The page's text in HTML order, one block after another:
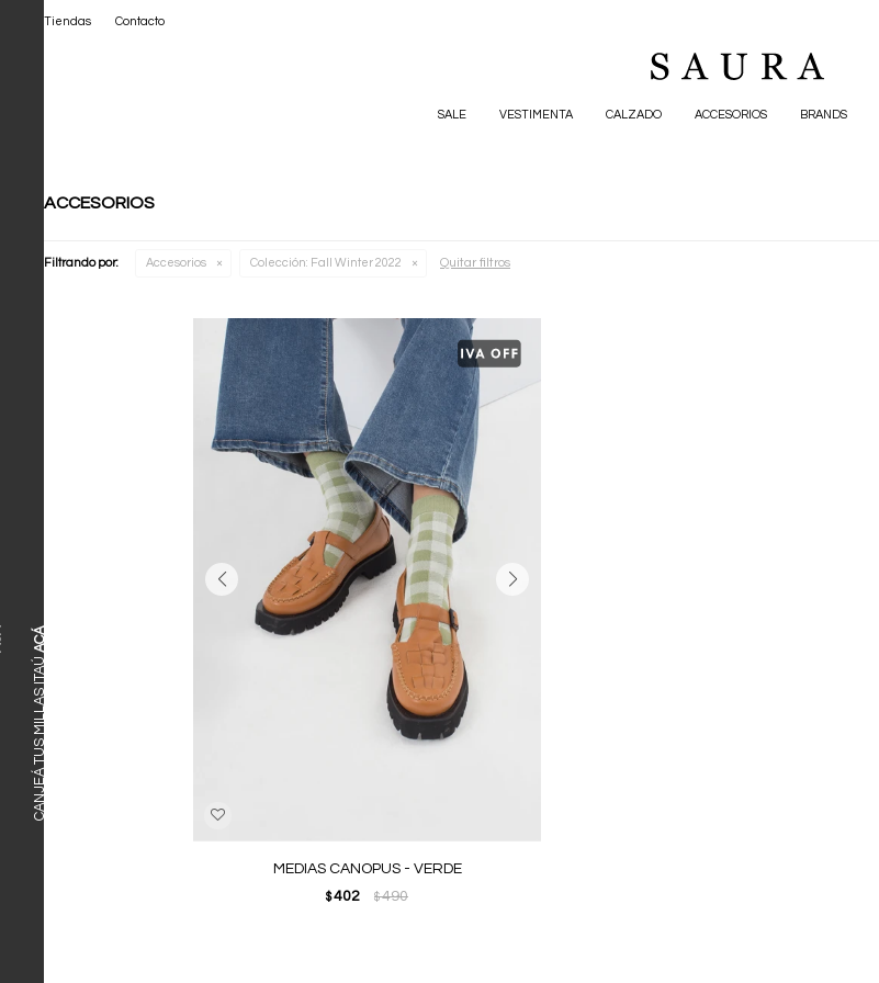
SALE VESTIMENTA CALZADO ACCESORIOS BRANDS
Tiendas Contacto
ACCESORIOS
Filtrando por: Accesorios Colección: Fall Winter 2022 Quitar filtros
MEDIAS CANOPUS - VERDE
$402 $490